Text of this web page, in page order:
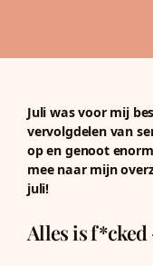
Juli was voor mij
vervolgdelen van
op en genoot
mee naar mijn
juli!
Alles is